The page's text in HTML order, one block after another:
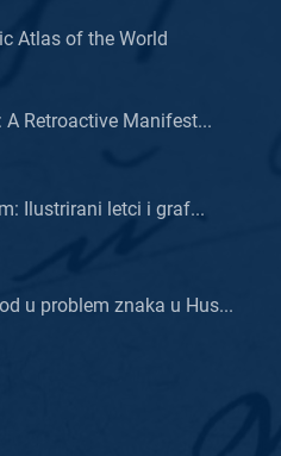
Atlas of the World
A Retroactive Manifest...
Ilustrirani letci i graf...
u problem znaka u Hus...